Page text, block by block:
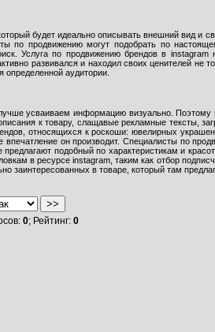
будет идеально описывать внешний вид и
по продвижению могут подобрать по
Услуга по продвижению брендов в instagram
развивался и находил своих ценителей не
определенной аудитории.
усваиваем информацию визуально. Поэтому
к товару, слащавые рекламные тексты,
относящихся к роскоши: ювелирных
он производит. Специалисты по
подобный по характеристикам и
в ресурсе instagram, таким как отбор
заинтересованных в товаре, который там
0; Рейтинг: 0